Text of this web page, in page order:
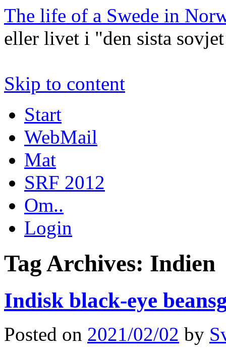
The life of a Swede in
eller livet i "den sista
Skip to content
Start
WebMail
Mat
SRF 2012
Om..
Login
Tag Archives: Indien
Indisk black-eye
Posted on 2021/02/02 by